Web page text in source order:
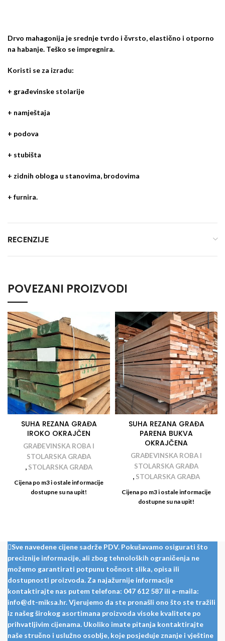
Drvo mahagonija je srednje tvrdo i čvrsto, elastično i otporno
na habanje. Teško se impregnira.
Koristi se za izradu:
+ građevinske stolarije
+ namještaja
+ podova
+ stubišta
+ zidnih obloga u stanovima, brodovima
+ furnira.
RECENZIJE
POVEZANI PROIZVODI
SUHA REZANA GRAĐA
IROKO OKRAJČEN
GRAĐEVINSKA ROBA I
STOLARSKA GRAĐA
, STOLARSKA GRAĐA
Cijena po m3 i ostale informacije
dostupne su na upit!
SUHA REZANA GRAĐA
PARENA BUKVA
OKRAJČENA
GRAĐEVINSKA ROBA I
STOLARSKA GRAĐA
, STOLARSKA GRAĐA
Cijena po m3 i ostale informacije
dostupne su na upit!
Sve navedene cijene sadrže PDV. Pokušavamo osigurati što
preciznije informacije, ali zbog tehnoloških ograničenja ne
možemo garantirati potpunu točnost slika, opisa ili
dostupnosti proizvoda. Za najažurnije informacije
kontaktirajte nas putem telefona: 047 612 587 ili e-maila:
info@dt-miksa.hr. Vjerujemo da ste pronašli ono što ste tražili
iz našeg širokog asortimana proizvoda visoke kvalitete po
prihvatljivim cijenama. Ukoliko imate pitanja kontaktirajte
naše stručno i uslužno osoblje, koje posjeduje znanje i vještine